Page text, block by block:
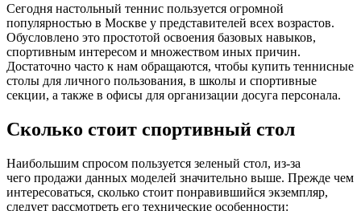
Сегодня настольный теннис пользуется огромной
популярностью в Москве у представителей всех возрастов.
Обусловлено это простотой освоения базовых навыков,
спортивным интересом и множеством иных причин.
Достаточно часто к нам обращаются, чтобы купить теннисные
столы для личного пользования, в школы и спортивные
секции, а также в офисы для организации досуга персонала.
Сколько стоит спортивный стол
Наибольшим спросом пользуется зеленый стол, из-за
чего продажи данных моделей значительно выше. Прежде чем
интересоваться, сколько стоит понравившийся экземпляр,
следует рассмотреть его технические особенности: